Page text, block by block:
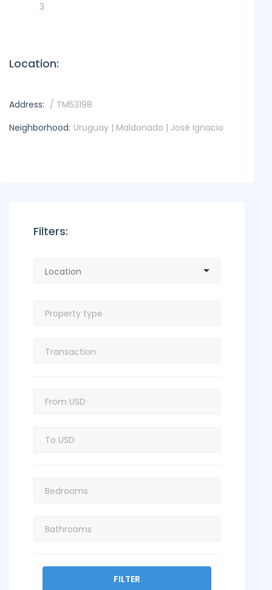
3
Location:
Address: / TM53198
Neighborhood: Uruguay | Maldonado | José Ignacio
Filters:
FILTER